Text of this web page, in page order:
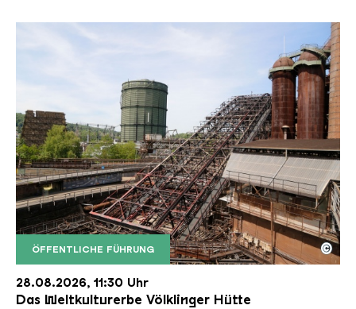
ÖFFENTLICHE FÜHRUNG
Der Erzschrägaufzug der Völklinger Hütte mit
Copyright: Weltkulturerbe Völklinger Hütte | Karl
©
28.08.2026, 11:30 Uhr
Das Weltkulturerbe Völklinger Hütte